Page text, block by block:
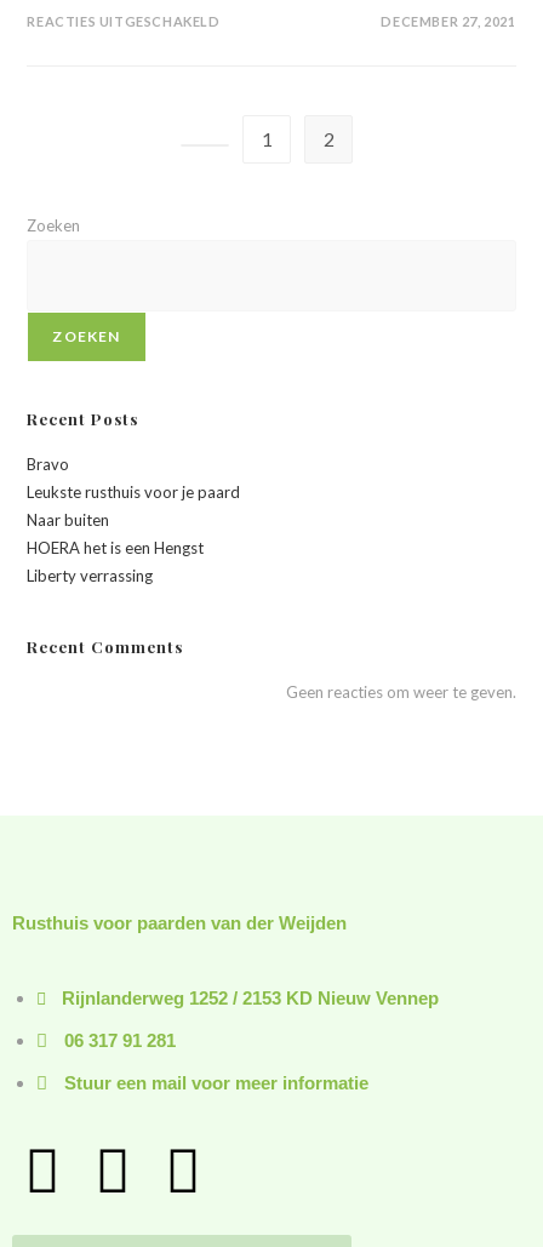
REACTIES UITGESCHAKELD DECEMBER 27, 2021
1 2
Zoeken
ZOEKEN
Recent Posts
Bravo
Leukste rusthuis voor je paard
Naar buiten
HOERA het is een Hengst
Liberty verrassing
Recent Comments
Geen reacties om weer te geven.
Rusthuis voor paarden van der Weijden
Rijnlanderweg 1252 / 2153 KD Nieuw Vennep
06 317 91 281
Stuur een mail voor meer informatie